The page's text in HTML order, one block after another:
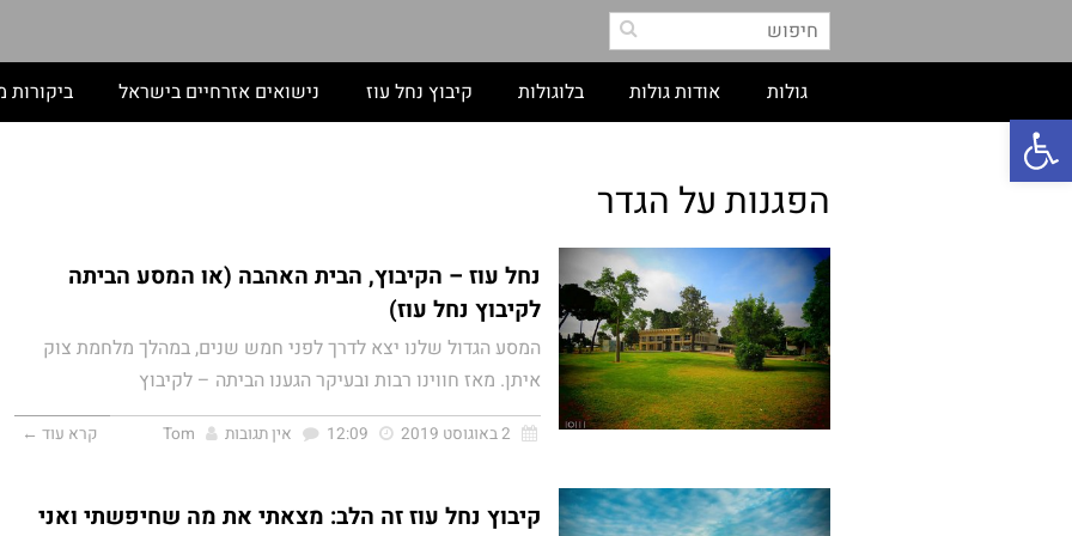
פתח סרגל נגישות
גולות
אודות גולות בלוגולות קיבוץ נחל עוז נישואים אזרחיים בישראל ביקורות
הפגנות על הגדר
נחל עוז – הקיבוץ, הבית האהבה (או המסע הביתה
לקיבוץ נחל עוז)
המסע הגדול שלנו יצא לדרך לפני חמש שנים, במהלך מלחמת צוק
איתן. מאז חווינו רבות ובעיקר הגענו הביתה – לקיבוץ
אין תגובות Tom קרא עוד ←
קיבוץ נחל עוז זה הלב: מצאתי את מה שחיפשתי ואני